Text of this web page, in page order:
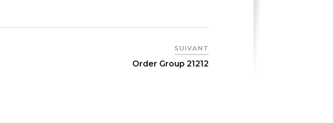
SUIVANT
Order Group 21212